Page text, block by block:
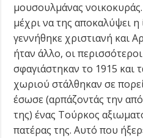
μουσουλμάνας
μέχρι να της αποκαλύψει η
γεννήθηκε χριστιανή και
ήταν άλλο, οι
σφαγιάστηκαν το 1915 και
χωριού στάλθηκαν σε
έσωσε (αρπάζοντάς την
της) ένας Τούρκος
πατέρας της. Αυτό που